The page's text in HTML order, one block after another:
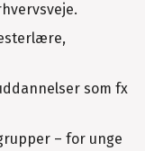
som fx
– for unge